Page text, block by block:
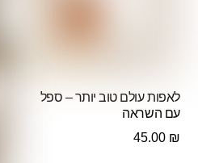
לאפות עולם טוב יותר – ספל
עם השראה
45.00 ₪